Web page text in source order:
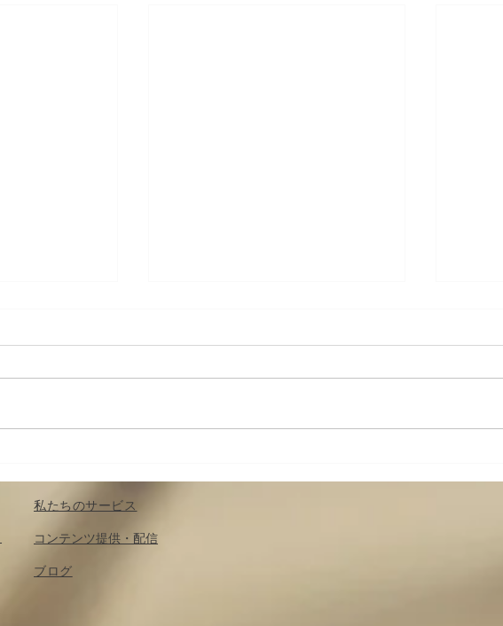
ブログ修復しました！ お詫
私たちのサービス
コンテンツ​提供・配信
​ブログ